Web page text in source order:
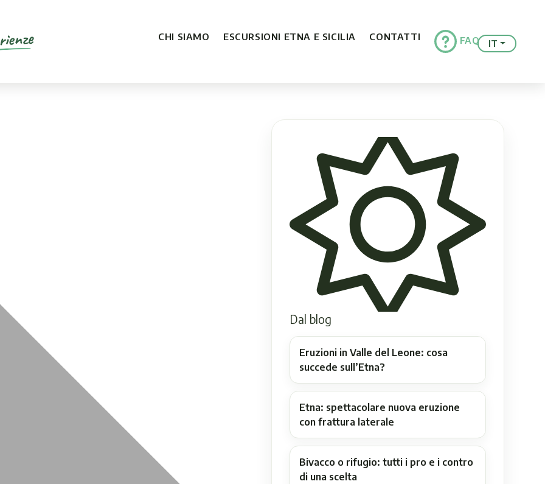
CHI SIAMO ESCURSIONI ETNA E SICILIA CONTATTI FAQ IT
Dal blog
Eruzioni in Valle del Leone: cosa
succede sull’Etna?
Etna: spettacolare nuova eruzione
con frattura laterale
Bivacco o rifugio: tutti i pro e i contro
di una scelta